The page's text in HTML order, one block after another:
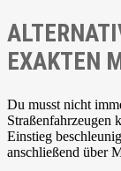
EXAKTEN
Du musst nicht
Straßenfahrzeugen
Einstieg
anschließend über